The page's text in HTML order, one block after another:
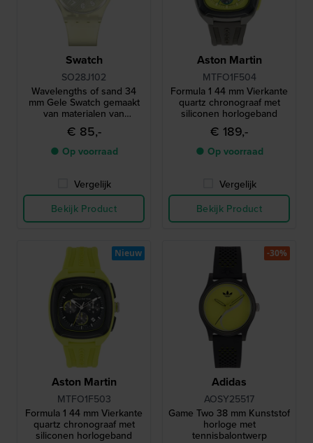
Swatch
SO28J102
Wavelengths of sand 34
mm Gele Swatch gemaakt
van materialen van
biologische oorsprong
€ 85,-
● Op voorraad
Vergelijk
Bekijk Product
Aston Martin
MTFO1F504
Formula 1 44 mm Vierkante
quartz chronograaf met
siliconen horlogeband
€ 189,-
● Op voorraad
Vergelijk
Bekijk Product
Aston Martin
MTFO1F503
Formula 1 44 mm Vierkante
quartz chronograaf met
siliconen horlogeband
Nieuw
Adidas
AOSY25517
Game Two 38 mm Kunststof
horloge met
tennisbalontwerp
-30%